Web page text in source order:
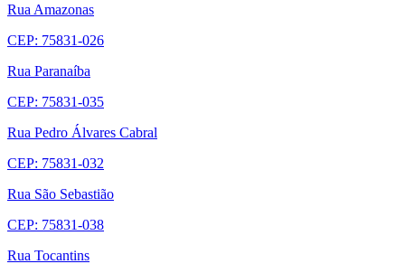
Rua Amazonas
CEP: 75831-026
Rua Paranaíba
CEP: 75831-035
Rua Pedro Álvares Cabral
CEP: 75831-032
Rua São Sebastião
CEP: 75831-038
Rua Tocantins